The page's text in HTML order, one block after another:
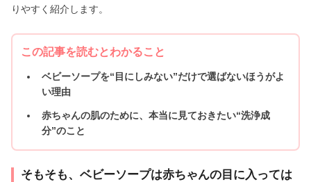
りやすく紹介します。
この記事を読むとわかること
ベビーソープを“目にしみない”だけで選ばないほうがよ
い理由
赤ちゃんの肌のために、本当に見ておきたい“洗浄成
分”のこと
そもそも、ベビーソープは赤ちゃんの目に入っては